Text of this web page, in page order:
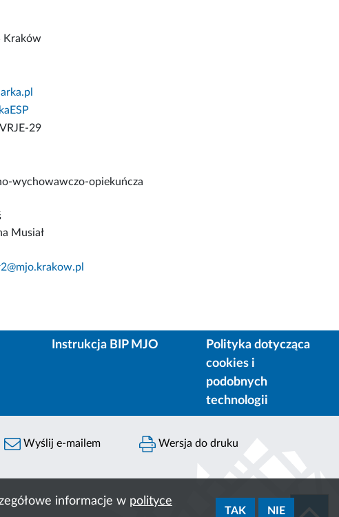
informacje w polityce
TAK NIE
Kraków
29
wychowawczo-opiekuńcza
Musiał
Instrukcja BIP MJO
Polityka dotycząca
cookies i
podobnych
technologii
Wyślij e-mailem Wersja do druku